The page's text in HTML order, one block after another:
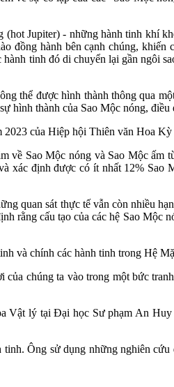
Jupiter) - những hành tinh khí
đồng hành bên cạnh chúng,
tinh đó di chuyển lại gần ngôi
thể được hình thành thông qua
hình thành của Sao Mộc nóng,
2023 của Hiệp hội Thiên văn Hoa
về Sao Mộc nóng và Sao Mộc
xác định được có ít nhất 12%
quan sát thực tế vẫn còn nhiều
rằng cấu tạo của các hệ Sao
và chính các hành tinh trong Hệ
chúng ta vào trong một bức
lý tại Đại học Sư phạm An
Ông sử dụng những nghiên